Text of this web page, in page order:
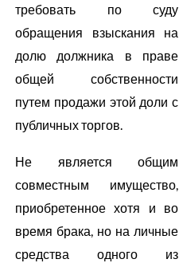
требовать по суду
обращения взыскания на
долю должника в праве
общей собственности
путем продажи этой доли с
публичных торгов.
Не является общим
совместным имущество,
приобретенное хотя и во
время брака, но на личные
средства одного из